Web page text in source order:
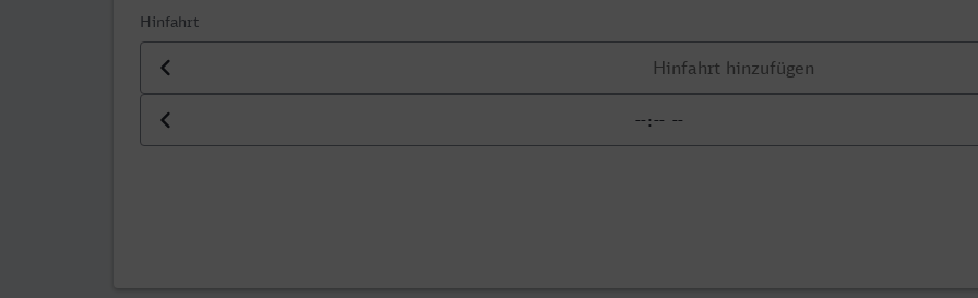
Hinfahrt
Datum der Hinfahrt
Uhrzeit der Hinfahrt